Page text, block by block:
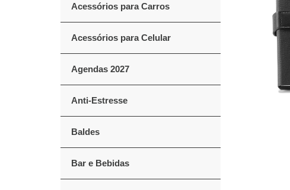
Acessórios para Carros
Acessórios para Celular
Agendas 2027
Anti-Estresse
Baldes
Bar e Bebidas